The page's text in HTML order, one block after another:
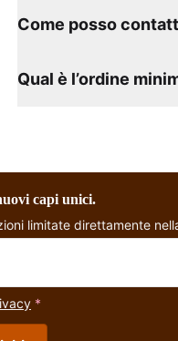
Come posso
Qual è l’ordine
capi unici.
limitate direttamente
*